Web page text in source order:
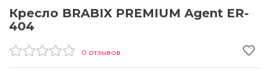
Кресло BRABIX PREMIUM Agent ER-
404
0 отзывов